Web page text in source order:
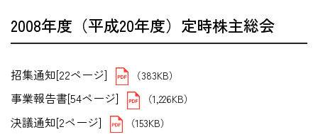
2008年度（平成20年度）定時株主総会
招集通知[22ページ] （383KB）
事業報告書[54ページ] （1,226KB）
決議通知[2ページ] （153KB）